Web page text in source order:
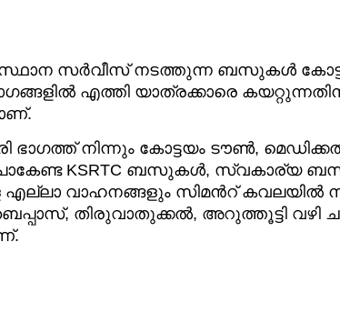
സർവീസ് നടത്തുന്ന ബസുകൾ
എത്തി യാത്രക്കാരെ
ഭാഗത്ത് നിന്നും കോട്ടയം ടൗൺ,
പോകേണ്ട KSRTC ബസുകൾ,
എല്ലാ വാഹനങ്ങളും സിമൻറ് കവലയിൽ
തിരുവാതുക്കൽ, അറുത്തൂട്ടി